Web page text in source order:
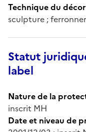
Technique du
sculpture ;
Statut
label
Nature de la
inscrit MH
Date et niveau de